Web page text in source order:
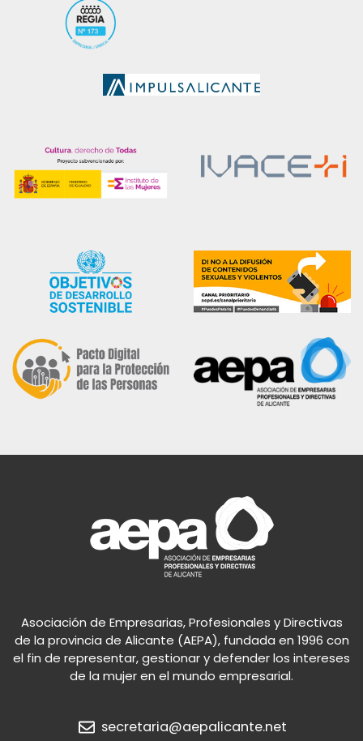
Asociación de Empresarias, Profesionales y Directivas
de la provincia de Alicante (AEPA), fundada en 1996 con
el fin de representar, gestionar y defender los intereses
de la mujer en el mundo empresarial.
secretaria@aepalicante.net